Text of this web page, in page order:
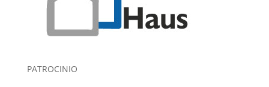
PATROCINIO